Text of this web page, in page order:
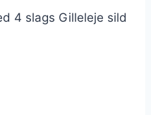
4 slags Gilleleje sild